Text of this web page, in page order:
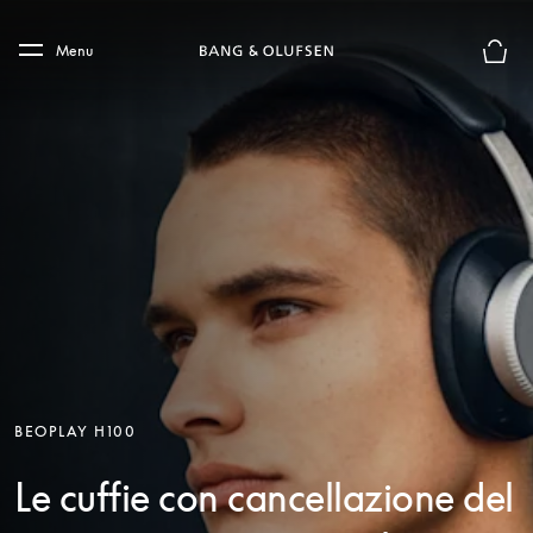
Skip to main footer
Menu
BEOPLAY H100
Le cuffie con cancellazione del